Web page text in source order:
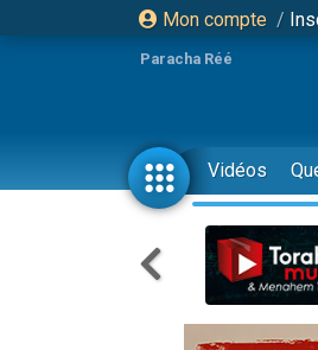
Mon compte /
Paracha Réé
Vidéos